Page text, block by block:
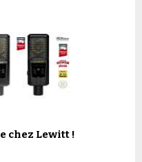
chez Lewitt !